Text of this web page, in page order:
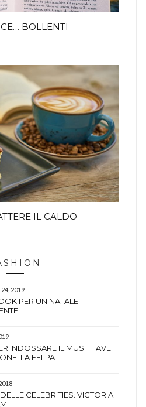
BOLLENTI
IL CALDO
2019
PER UN NATALE
INDOSSARE IL MUST HAVE
LA FELPA
CELEBRITIES: VICTORIA